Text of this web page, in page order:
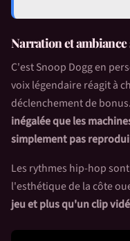
Narration et
C'est Snoop Dogg en
voix légendaire réagit à
déclenchement de
inégalée que les
simplement pas
Les rythmes hip-hop
l'esthétique de la côte
jeu et plus qu'un clip